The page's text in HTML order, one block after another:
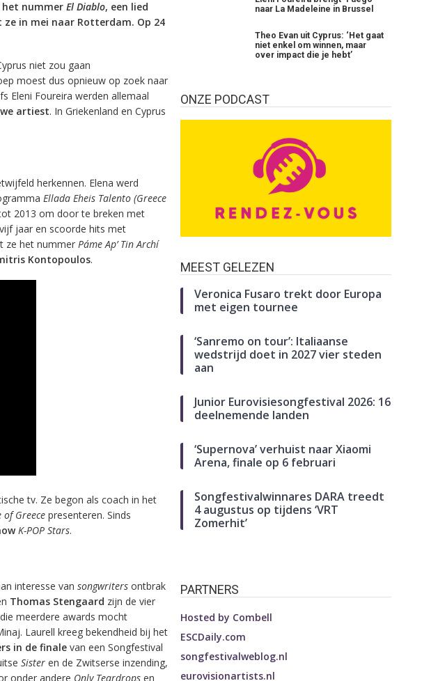
het nummer El Diablo, een lied
ze in mei naar Rotterdam. Op 24
niet zou gaan
moest dus opnieuw op zoek naar
Eleni Foureira werden allemaal
artiest. In Griekenland en Cyprus
herkennen. Elena werd
Ellada Eheis Talento (Greece
2013 om door te breken met
jaar en scoorde hits met
ze het nummer Páme Ap’ Tin Archí
Kontopoulos.
tv. Ze begon als coach in het
of Greecepresenteren. Sinds
K-POP Stars.
interesse van songwritersontbrak
Thomas Stengaard zijn de vier
meerdere awards mocht
Laurell kreeg bekendheid bij het
in de finalevan een Songfestival
Sisteren de Zwitserse inzending,
onder andere Only Teardrops en
naar La Madeleine in Brussel
Theo Evan uit Cyprus: ‘Het gaat
niet enkel om winnen, maar
over impact die je hebt’
ONZE PODCAST
MEEST GELEZEN
Veronica Fusaro trekt door Europa
met eigen tournee
‘Sanremo on tour’: Italiaanse
wedstrijd doet in 2027 vier steden
aan
Junior Eurovisiesongfestival 2026: 16
deelnemende landen
‘Supernova’ verhuist naar Xiaomi
Arena, finale op 6 februari
Songfestivalwinnares DARA treedt
4 augustus op tijdens ‘VRT
Zomerhit’
PARTNERS
Hosted by Combell
ESCDaily.com
songfestivalweblog.nl
eurovisionartists.nl